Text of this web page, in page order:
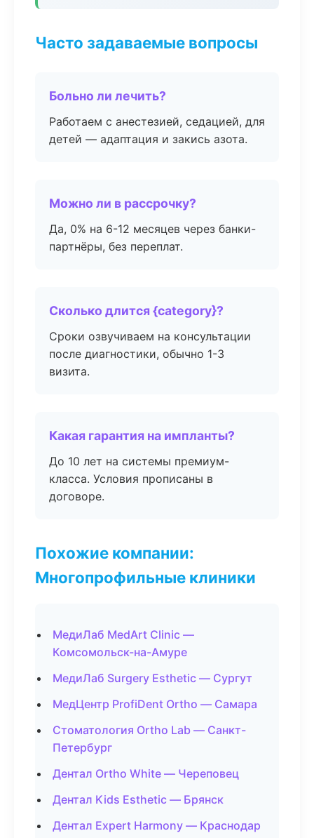
Часто задаваемые вопросы
Больно ли лечить?
Работаем с анестезией, седацией, для
детей — адаптация и закись азота.
Можно ли в рассрочку?
Да, 0% на 6-12 месяцев через банки-
партнёры, без переплат.
Сколько длится {category}?
Сроки озвучиваем на консультации
после диагностики, обычно 1-3
визита.
Какая гарантия на импланты?
До 10 лет на системы премиум-
класса. Условия прописаны в
договоре.
Похожие компании:
Многопрофильные клиники
МедиЛаб MedArt Clinic —
Комсомольск-на-Амуре
МедиЛаб Surgery Esthetic — Сургут
МедЦентр ProfiDent Ortho — Самара
Стоматология Ortho Lab — Санкт-
Петербург
Дентал Ortho White — Череповец
Дентал Kids Esthetic — Брянск
Дентал Expert Harmony — Краснодар